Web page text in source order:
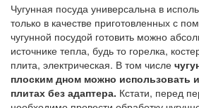
Чугунная посуда универсальна в
только в качестве приготовленных с
чугунной посудой готовить можно
источнике тепла, будь то горелка,
плита, электрическая. В том числе
плоским дном можно использовать
плитах без адаптера. Кстати, перед